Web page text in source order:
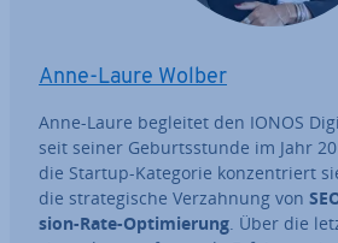
Anne-Laure Wolber
Anne-Laure begleitet den IONOS
seit seiner Ge­burts­stun­de im Jahr
die Startup-Kategorie kon­zen­triert
die stra­te­gi­sche Ver­zah­nung von
si­on-Rate-Op­ti­mie­rung. Über die